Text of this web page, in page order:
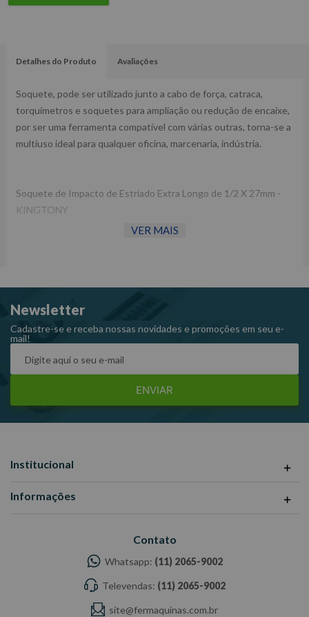
Detalhes do Produto Avaliações
Soquete, pode ser utilizado junto a cabo de força, catraca,
torquímetros e soquetes para ampliação ou redução de encaixe,
por ser uma ferramenta compatível com várias outras, torna-se a
multiuso ideal para qualquer oficina, marcenaria, indústria.
Soquete de Impacto de Estriado Extra Longo de 1/2 X 27mm -
KINGTONY
Especificações técnicas:
Fabricado em aço cromo-molibdênio
Acabamento fosfatizado
Encaixe: 1/2”
VER MAIS
Newsletter
Cadastre-se e receba nossas novidades e promoções em seu e-
mail!
ENVIAR
Institucional
Informações
Contato
Whatsapp: (11) 2065-9002
Televendas: (11) 2065-9002
site@fermaquinas.com.br